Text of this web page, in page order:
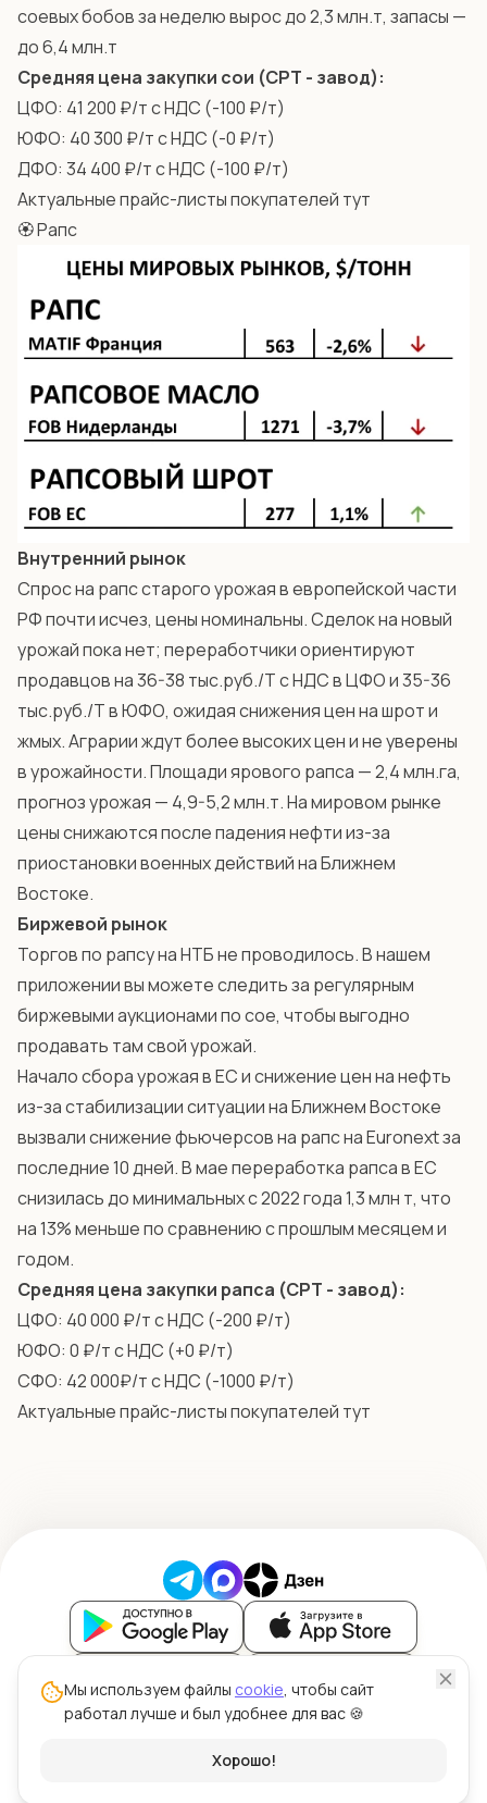
Мы используем файлы cookie, чтобы сайт
работал лучше и был удобнее для вас 🍪
Хорошо!
соевых бобов за неделю вырос до 2,3 млн.т, запасы —
до 6,4 млн.т
Средняя цена закупки сои (СРТ - завод):
ЦФО: 41 200 ₽/т с НДС (-100 ₽/т)
ЮФО: 40 300 ₽/т с НДС (-0 ₽/т)
ДФО: 34 400 ₽/т с НДС (-100 ₽/т)
Актуальные прайс-листы покупателей тут
🏵️ Рапс
Внутренний рынок
Спрос на рапс старого урожая в европейской части
РФ почти исчез, цены номинальны. Сделок на новый
урожай пока нет; переработчики ориентируют
продавцов на 36-38 тыс.руб./Т с НДС в ЦФО и 35-36
тыс.руб./Т в ЮФО, ожидая снижения цен на шрот и
жмых. Аграрии ждут более высоких цен и не уверены
в урожайности. Площади ярового рапса — 2,4 млн.га,
прогноз урожая — 4,9-5,2 млн.т. На мировом рынке
цены снижаются после падения нефти из-за
приостановки военных действий на Ближнем
Востоке.
Биржевой рынок
Торгов по рапсу на НТБ не проводилось. В нашем
приложениивы можете следить за регулярным
биржевыми аукционами по сое, чтобы выгодно
продавать там свой урожай.
Начало сбора урожая в ЕС и снижение цен на нефть
из-за стабилизации ситуации на Ближнем Востоке
вызвали снижение фьючерсов на рапс на Euronext за
последние 10 дней. В мае переработка рапса в ЕС
снизилась до минимальных с 2022 года 1,3 млн т, что
на 13% меньше по сравнению с прошлым месяцем и
годом.
Средняя цена закупки рапса (СРТ - завод):
ЦФО: 40 000 ₽/т с НДС (-200 ₽/т)
ЮФО: 0 ₽/т с НДС (+0 ₽/т)
СФО: 42 000₽/т с НДС (-1000 ₽/т)
Актуальные прайс-листы покупателей тут
Блог
Политика обработки персональных данных
© ООО "Силк" 2026 | Цена Зерна™